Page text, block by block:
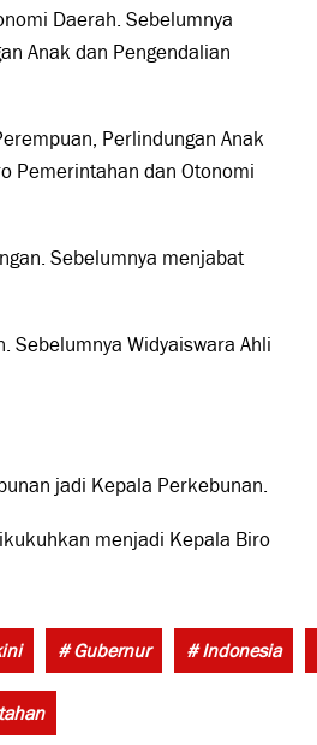
Daerah. Sebelumnya
Anak dan Pengendalian
Perlindungan Anak
Pemerintahan dan Otonomi
Sebelumnya menjabat
Sebelumnya Widyaiswara Ahli
jadi Kepala Perkebunan.
menjadi Kepala Biro
# Gubernur # Indonesia